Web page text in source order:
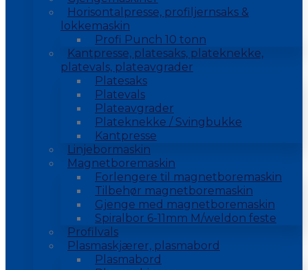
Horisontalpresse, profiljernsaks &
lokkemaskin
Profi Punch 10 tonn
Kantpresse, platesaks, plateknekke,
platevals, plateavgrader
Platesaks
Platevals
Plateavgrader
Plateknekke / Svingbukke
Kantpresse
Linjebormaskin
Magnetboremaskin
Forlengere til magnetboremaskin
Tilbehør magnetboremaskin
Gjenge med magnetboremaskin
Spiralbor 6-11mm M/weldon feste
Profilvals
Plasmaskjærer, plasmabord
Plasmabord